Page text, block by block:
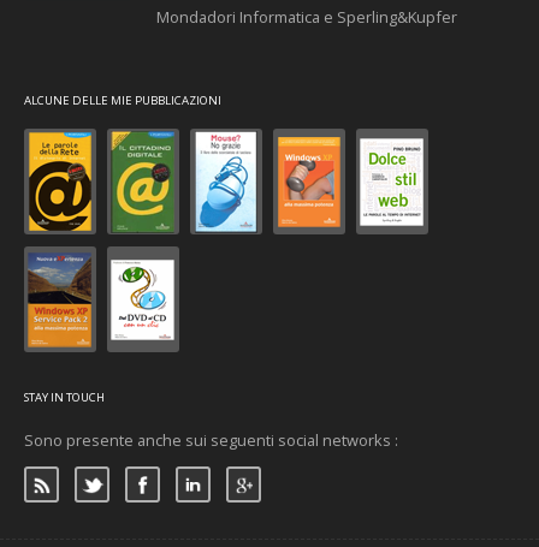
Mondadori Informatica e Sperling&Kupfer
ALCUNE DELLE MIE PUBBLICAZIONI
STAY IN TOUCH
Sono presente anche sui seguenti social networks :